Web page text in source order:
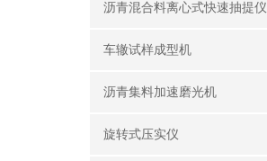
沥青混合料离心式快速抽提仪
车辙试样成型机
沥青集料加速磨光机
旋转式压实仪